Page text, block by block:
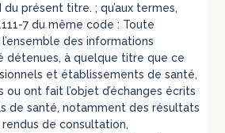
présent titre. ; qu’aux termes,
7 du même code : Toute
des informations
détenues, à quelque titre que ce
et établissements de santé,
ont fait l’objet d’échanges écrits
de santé, notamment des résultats
rendus de consultation,